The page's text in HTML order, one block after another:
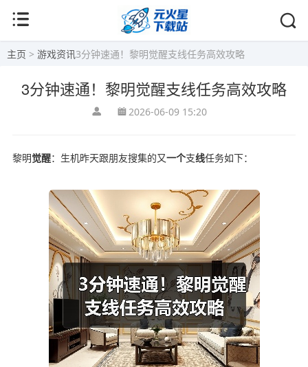
主页 > 游戏资讯3分钟速通！黎明觉醒支线任务高效攻略
3分钟速通！黎明觉醒支线任务高效攻略
2026-06-09 15:20
黎明觉醒：生机昨天跟朋友搜集的又一个支线任务如下：